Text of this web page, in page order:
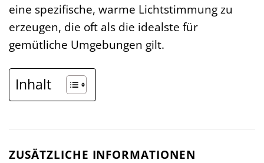
eine spezifische, warme Lichtstimmung zu
erzeugen, die oft als die idealste für
gemütliche Umgebungen gilt.
Inhalt
ZUSÄTZLICHE INFORMATIONEN